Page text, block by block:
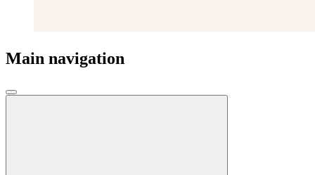
Main navigation